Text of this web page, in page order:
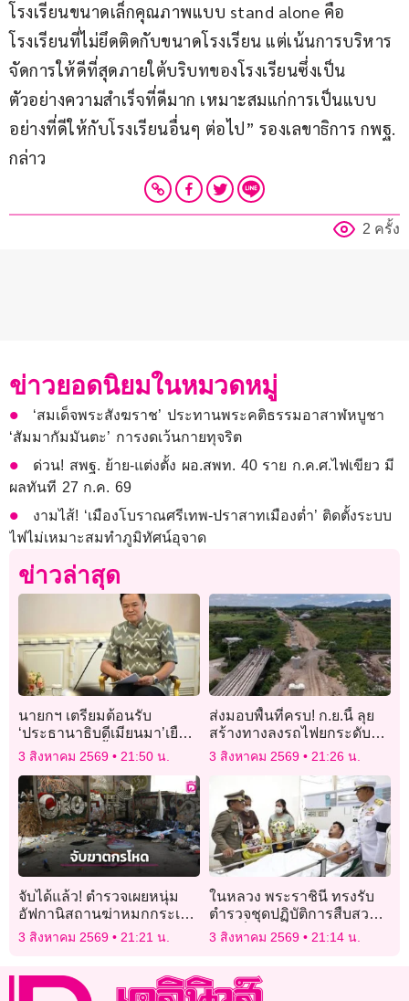
โรงเรียนขนาดเล็กคุณภาพแบบ stand alone คือ
โรงเรียนที่ไม่ยึดติดกับขนาดโรงเรียน แต่เน้นการบริหาร
จัดการให้ดีที่สุดภายใต้บริบทของโรงเรียนซึ่งเป็น
ตัวอย่างความสำเร็จที่ดีมาก เหมาะสมแก่การเป็นแบบ
อย่างที่ดีให้กับโรงเรียนอื่นๆ ต่อไป” รองเลขาธิการ กพฐ.
กล่าว
2 ครั้ง
ข่าวยอดนิยมในหมวดหมู่
‘สมเด็จพระสังฆราช’ ประทานพระคติธรรมอาสาฬหบูชา
‘สัมมากัมมันตะ’ การงดเว้นกายทุจริต
ด่วน! สพฐ. ย้าย-แต่งตั้ง ผอ.สพท. 40 ราย ก.ค.ศ.ไฟเขียว มี
ผลทันที 27 ก.ค. 69
งามไส้! ‘เมืองโบราณศรีเทพ-ปราสาทเมืองต่ำ’ ติดตั้งระบบ
ไฟไม่เหมาะสมทำภูมิทัศน์อุจาด
ข่าวล่าสุด
นายกฯ เตรียมต้อนรับ
‘ประธานาธิบดีเมียนมา’เยือน
ไทย 6-7 ส.ค.นี้
3 สิงหาคม 2569 21:50 น.
ส่งมอบพื้นที่ครบ! ก.ย.นี้ ลุย
สร้างทางลงรถไฟยกระดับ
“มาบกะเบา-คลองขนานจิตร”
3 สิงหาคม 2569 21:26 น.
จับได้แล้ว! ตำรวจเผยหนุ่ม
อัฟกานิสถานฆ่าหมกกระเป๋า
หญิงอังกฤษ เหตุไม่พอใจ
3 สิงหาคม 2569 21:21 น.
ในหลวง พระราชินี ทรงรับ
ตำรวจชุดปฏิบัติการสืบสวน
บาดเจ็บ ไว้เป็นคนไข้ใน
3 สิงหาคม 2569 21:14 น.